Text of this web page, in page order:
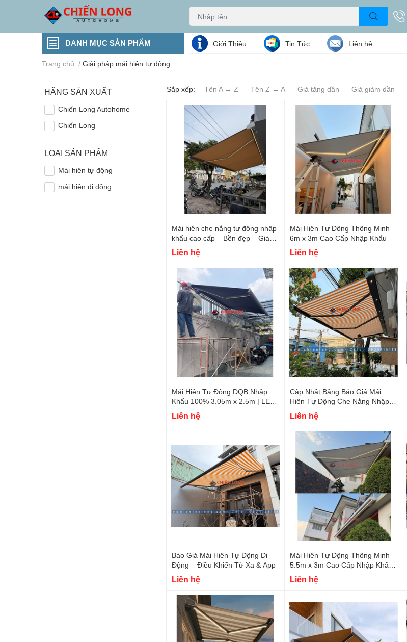
DANH MỤC SẢN PHẨM Giới Thiệu Tin Tức Liên hệ
Trang chủ / Giải pháp mái hiên tự động
HÃNG SẢN XUẤT
Chiến Long Autohome
Chiến Long
LOẠI SẢN PHẨM
Mái hiên tự động
mái hiên di động
Sắp xếp: Tên A → Z Tên Z → A Giá tăng dần Giá giảm dần
Mái hiên che nắng tự động nhập
khẩu cao cấp – Bền đẹp – Giá
tốt 2026
Liên hệ
Mái Hiên Tự Động Thông Minh
6m x 3m Cao Cấp Nhập Khẩu
Liên hệ
Mái Hiên Tự Động DQB Nhập
Khẩu 100% 3.05m x 2.5m | LED
Cao Cấp Q12
Liên hệ
Cập Nhật Bảng Báo Giá Mái
Hiên Tự Động Che Nắng Nhập
Khẩu 2026
Liên hệ
Báo Giá Mái Hiên Tự Động Di
Động – Điều Khiển Từ Xa & App
Liên hệ
Mái Hiên Tự Động Thông Minh
5.5m x 3m Cao Cấp Nhập Khẩu
Hiện Đại
Liên hệ